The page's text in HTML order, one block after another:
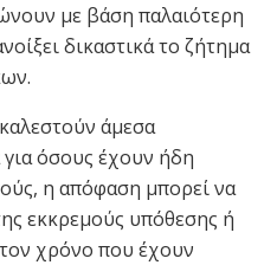
με βάση παλαιότερη
δικαστικά το ζήτημα
άμεσα
για όσους έχουν ήδη
η απόφαση μπορεί να
εκκρεμούς υπόθεσης ή
χρόνο που έχουν